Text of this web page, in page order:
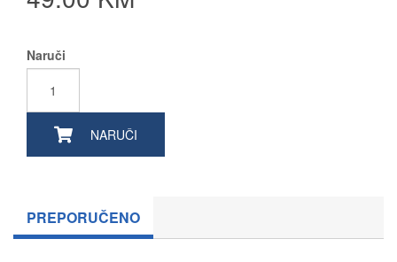
Naruči
NARUČI
PREPORUČENO